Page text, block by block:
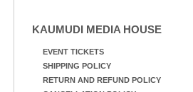
KAUMUDI MEDIA HOUSE
EVENT TICKETS
SHIPPING POLICY
RETURN AND REFUND POLICY